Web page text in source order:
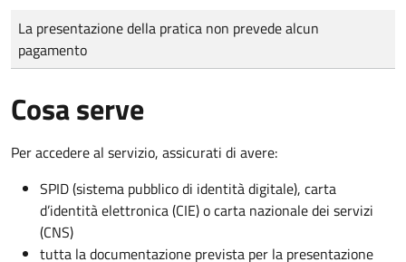
Tipo di pagamento
Importo
La presentazione della pratica non prevede alcun
pagamento
Cosa serve
Per accedere al servizio, assicurati di avere:
SPID (sistema pubblico di identità digitale), carta
d’identità elettronica (CIE) o carta nazionale dei servizi
(CNS)
tutta la documentazione prevista per la presentazione